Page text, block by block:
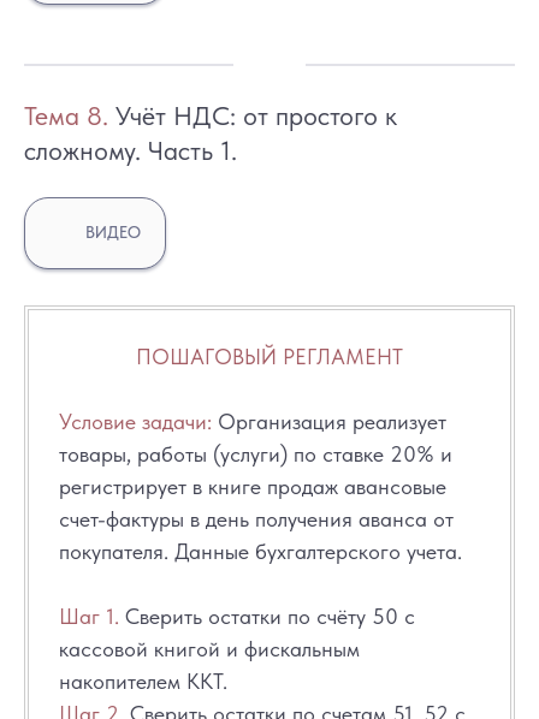
Тема 8. Учёт НДС: от простого к
сложному. Часть 1.
ВИДЕО
ПОШАГОВЫЙ РЕГЛАМЕНТ
Условие задачи: Организация реализует
товары, работы (услуги) по ставке 20% и
регистрирует в книге продаж авансовые
счет-фактуры в день получения аванса от
покупателя. Данные бухгалтерского учета.
Шаг 1. Сверить остатки по счёту 50 с
кассовой книгой и фискальным
накопителем ККТ.
Шаг 2. Сверить остатки по счетам 51, 52 с